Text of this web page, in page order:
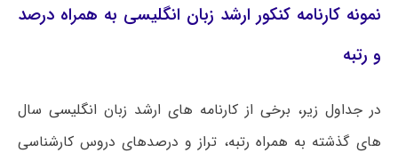
نمونه کارنامه کنکور ارشد زبان انگلیسی به همراه درصد
و رتبه
در جداول زیر، برخی از کارنامه های ارشد زبان انگلیسی سال
های گذشته به همراه رتبه، تراز و درصدهای دروس کارشناسی